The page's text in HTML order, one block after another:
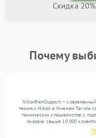
Скидка
Почему
NikonRemSupport —
техники Nikon в Нижнем Тагиле
технических специалистов с
оказана свыше 10 000
превысило 12 000. Ежемесячно
техники, включая , , . Мы